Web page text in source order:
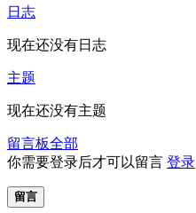
日志
现在还没有日志
主题
现在还没有主题
留言板全部
你需要登录后才可以留言 登录
留言